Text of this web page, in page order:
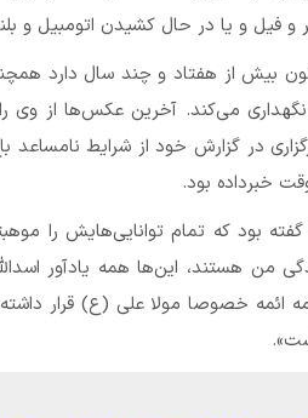
و فیل و یا در حال کشیدن اتومبیل و
بیش از هفتاد و چند سال دارد
می‌کند. آخرین عکس‌ها از وی
در گزارش خود از شرایط
خبرداده بود.
گفته بود که تمام توانایی‌هایش را
من هستند، این‌ها همه یادآور
خصوصا مولا علی (ع) قرار داشته